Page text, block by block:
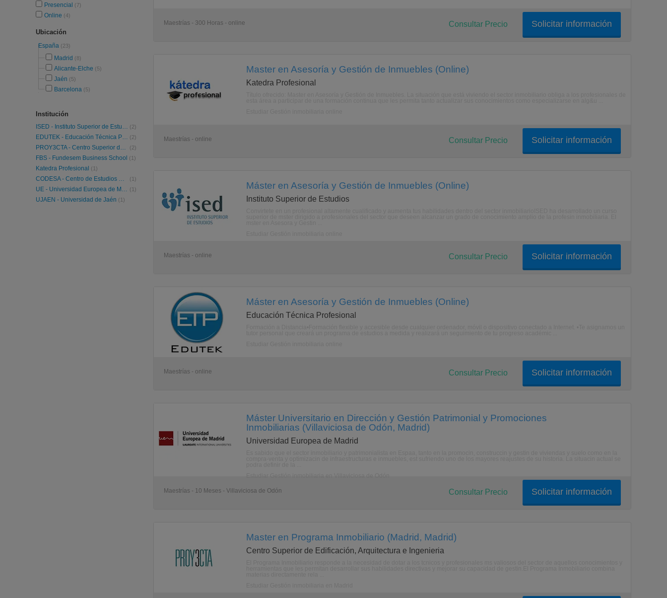
Presencial (7)
Online (4)
Ubicación
España (23)
Madrid (8)
Alicante-Elche (5)
Jaén (5)
Barcelona (5)
Institución
ISED - Instituto Superior de Estudios (2)
EDUTEK - Educación Técnica Profesional (2)
PROY3CTA - Centro Superior de Edificación, Arquitectura e Ingenieria (2)
FBS - Fundesem Business School (1)
Katedra Profesional (1)
CODESA - Centro de Estudios CODESA (1)
UE - Universidad Europea de Madrid (1)
UJAEN - Universidad de Jaén (1)
Maestrías - 300 Horas - online Solicitar información
Consultar Precio
Master en Asesoría y Gestión de Inmuebles (Online)
Katedra Profesional
Maestrías - online Solicitar información
Consultar Precio
Máster en Asesoría y Gestión de Inmuebles (Online)
Instituto Superior de Estudios
Maestrías - online Solicitar información
Consultar Precio
Máster en Asesoría y Gestión de Inmuebles (Online)
Educación Técnica Profesional
Maestrías - online Solicitar información
Consultar Precio
Máster Universitario en Dirección y Gestión Patrimonial y Promociones
Inmobiliarias (Villaviciosa de Odón, Madrid)
Universidad Europea de Madrid
Maestrías - 10 Meses - Villaviciosa de Odón Solicitar información
Consultar Precio
Master en Programa Inmobiliario (Madrid, Madrid)
Centro Superior de Edificación, Arquitectura e Ingenieria